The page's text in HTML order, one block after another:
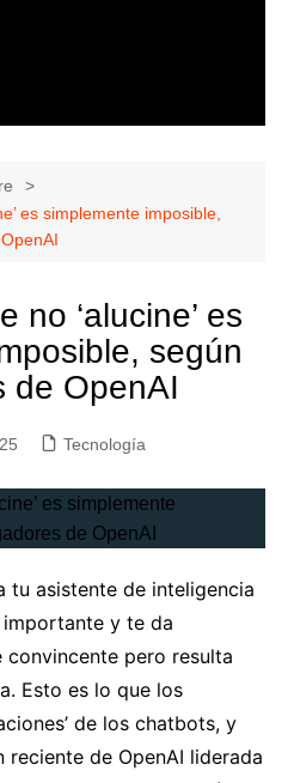
es simplemente imposible,
no ‘alucine’ es
según
de OpenAI
Tecnología
tu asistente de inteligencia
y te da
pero resulta
Esto es lo que los
de los chatbots, y
reciente de OpenAI liderada